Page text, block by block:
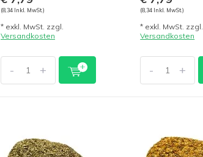
(8,34 Inkl. MwSt.)
* exkl. MwSt. zzgl.
Versandkosten
- +
(8,34 Inkl. MwSt.)
* exkl. MwSt. zzgl.
Versandkosten
- +